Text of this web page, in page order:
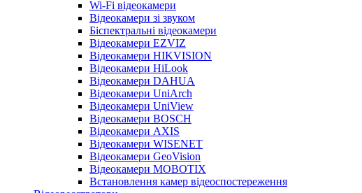
Wi-Fi відеокамери
Відеокамери зі звуком
Біспектральні відеокамери
Відеокамери EZVIZ
Відеокамери HIKVISION
Відеокамери HiLook
Відеокамери DAHUA
Відеокамери UniArch
Відеокамери UniView
Відеокамери BOSCH
Відеокамери AXIS
Відеокамери WISENET
Відеокамери GeoVision
Відеокамери MOBOTIX
Встановлення камер відеоспостереження